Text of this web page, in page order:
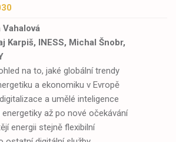
Karpiš, INESS, Michal Šnobr,
na to, jaké globální trendy
a ekonomiku v Evropě
a umělé inteligence
až po nové očekávání
energii stejně flexibilní